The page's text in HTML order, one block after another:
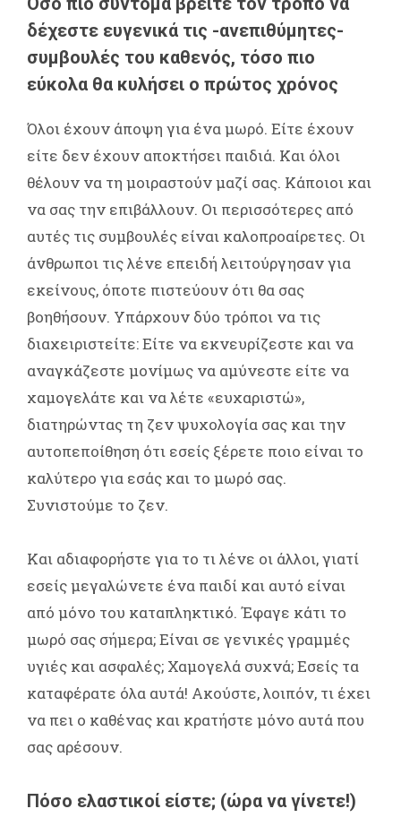
δέχεστε ευγενικά τις -ανεπιθύμητες-
συμβουλές του καθενός, τόσο πιο
εύκολα θα κυλήσει ο πρώτος χρόνος
Όλοι έχουν άποψη για ένα μωρό. Είτε έχουν
είτε δεν έχουν αποκτήσει παιδιά. Και όλοι
θέλουν να τη μοιραστούν μαζί σας. Κάποιοι και
να σας την επιβάλλουν. Οι περισσότερες από
αυτές τις συμβουλές είναι καλοπροαίρετες. Οι
άνθρωποι τις λένε επειδή λειτούργησαν για
εκείνους, όποτε πιστεύουν ότι θα σας
βοηθήσουν. Υπάρχουν δύο τρόποι να τις
διαχειριστείτε: Είτε να εκνευρίζεστε και να
αναγκάζεστε μονίμως να αμύνεστε είτε να
χαμογελάτε και να λέτε «ευχαριστώ»,
διατηρώντας τη ζεν ψυχολογία σας και την
αυτοπεποίθηση ότι εσείς ξέρετε ποιο είναι το
καλύτερο για εσάς και το μωρό σας.
Συνιστούμε το ζεν.
Και αδιαφορήστε για το τι λένε οι άλλοι, γιατί
εσείς μεγαλώνετε ένα παιδί και αυτό είναι
από μόνο του καταπληκτικό. Έφαγε κάτι το
μωρό σας σήμερα; Είναι σε γενικές γραμμές
υγιές και ασφαλές; Χαμογελά συχνά; Εσείς τα
καταφέρατε όλα αυτά! Ακούστε, λοιπόν, τι έχει
να πει ο καθένας και κρατήστε μόνο αυτά που
σας αρέσουν.
Πόσο ελαστικοί είστε; (ώρα να γίνετε!)